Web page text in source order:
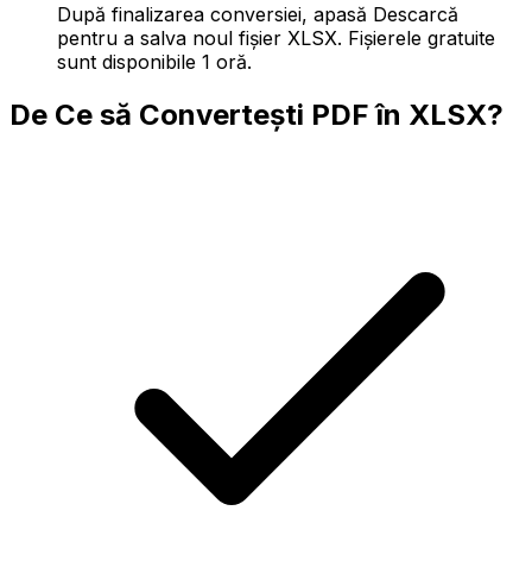
După finalizarea conversiei, apasă Descarcă
pentru a salva noul fișier XLSX. Fișierele gratuite
sunt disponibile 1 oră.
De Ce să Convertești PDF în XLSX?